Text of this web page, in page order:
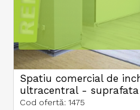
Spatiu comercial de
ultracentral -
Cod ofertă: 1475